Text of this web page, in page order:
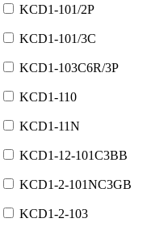
KCD1-101/2P
KCD1-101/3C
KCD1-103C6R/3P
KCD1-110
KCD1-11N
KCD1-12-101C3BB
KCD1-2-101NC3GB
KCD1-2-103